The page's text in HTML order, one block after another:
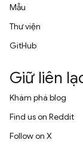
Mẫu
Thư viện
GitHub
Giữ liên
Khám phá blog
Find us on Reddit
Follow on X